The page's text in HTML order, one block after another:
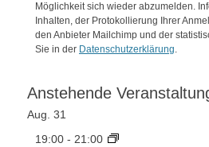
Möglichkeit sich wieder abzumelden.
Inhalten, der Protokollierung Ihrer
den Anbieter Mailchimp und der
Sie in der Datenschutzerklärung.
Anstehende
Aug. 31
19:00 - 21:00